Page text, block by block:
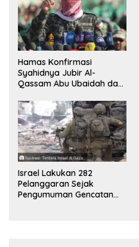
Hamas Konfirmasi
Syahidnya Jubir Al-
Qassam Abu Ubaidah dan
Sinwar
Israel Lakukan 282
Pelanggaran Sejak
Pengumuman Gencatan